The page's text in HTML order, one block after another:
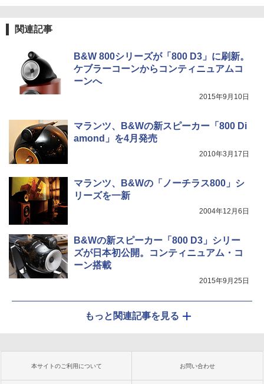
関連記事
B&W 800シリーズが「800 D3」に刷新。
ケブラーコーンからコンティニュアムコ
ーンへ
2015年9月10日
マランツ、B&Wの新スピーカー「800 Di
amond」を4月発売
2010年3月17日
マランツ、B&Wの「ノーチラス800」シ
リーズを一新
2004年12月6日
B&Wの新スピーカー「800 D3」シリー
ズが日本初公開。コンティニュアム・コ
ーン搭載
2015年9月25日
もっと関連記事を見る
本サイトのご利用について お問い合わせ